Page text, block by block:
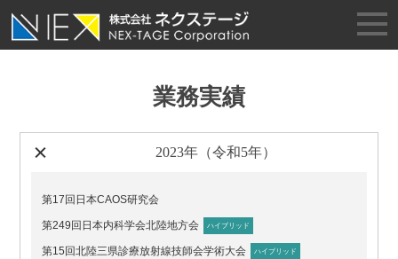
業務実績
2023年（令和5年）
第17回日本CAOS研究会
第249回日本内科学会北陸地方会 ハイブリッド
第15回北陸三県診療放射線技師会学術大会 ハイブリッド